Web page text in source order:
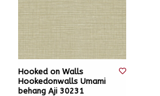
Hooked on Walls
Hookedonwalls Umami
behang Aji 30231